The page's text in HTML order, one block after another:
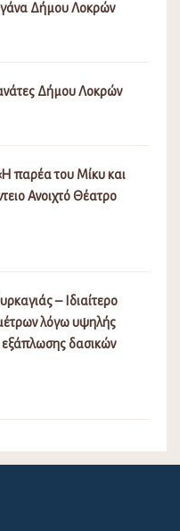
Δήμου Λοκρών
Δήμου Λοκρών
παρέα του Μίκυ και
Ανοιχτό Θέατρο
– Ιδιαίτερο
λόγω υψηλής
εξάπλωσης δασικών